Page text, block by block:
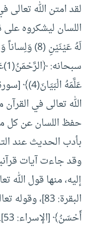
لقد امتن الله تعالى
اللسان ليشكروه على
عَلَّمَهُ
الله تعالى في
حفظ اللسان عن كل
بأدب الحديث عند
وقد جاءت آيات
إليه، منها قول الله
البقرة: 83]،
أَحْسَنُ﴾ [الإسراء: 53].